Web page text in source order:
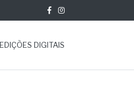
EDIÇÕES DIGITAIS